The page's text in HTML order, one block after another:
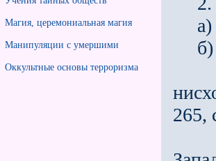
Магия, церемониальная магия
Манипуляции с умершими
Оккультные основы терроризма
а)
б)
в)
265,
Я